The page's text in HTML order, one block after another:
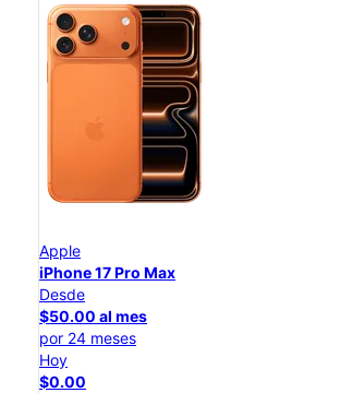
Apple
iPhone 17 Pro Max
Desde
$50.00 al mes
por 24 meses
Hoy
$0.00